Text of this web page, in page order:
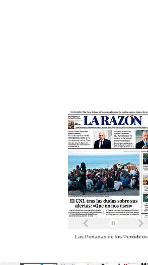
Las Portadas de los Periódicos